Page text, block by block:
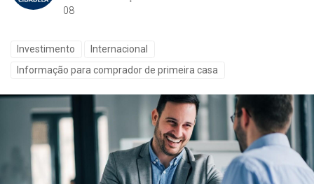
08
Investimento
Internacional
Informação para comprador de primeira casa